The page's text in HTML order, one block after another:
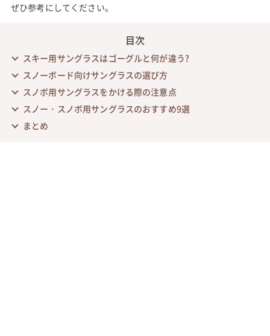
ぜひ参考にしてください。
目次
スキー用サングラスはゴーグルと何が違う?
スノーボード向けサングラスの選び方
スノボ用サングラスをかける際の注意点
スノー・スノボ用サングラスのおすすめ9選
まとめ